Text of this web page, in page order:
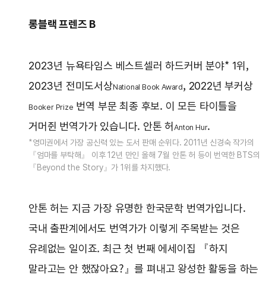
롱블랙 프렌즈 B
2023년 뉴욕타임스 베스트셀러 하드커버 분야* 1위,
2023년 전미도서상National Book Award, 2022년 부커상
Booker Prize 번역 부문 최종 후보. 이 모든 타이틀을
거머쥔 번역가가 있습니다. 안톤 허Anton Hur.
*영미권에서 가장 공신력 있는 도서 판매 순위다. 2011년 신경숙 작가의
『엄마를 부탁해』 이후 12년 만인 올해 7월 안톤 허 등이 번역한 BTS의
『Beyond the Story』가 1위를 차지했다.
안톤 허는 지금 가장 유명한 한국문학 번역가입니다.
국내 출판계에서도 번역가가 이렇게 주목받는 것은
유례없는 일이죠. 최근 첫 번째 에세이집 『하지
말라고는 안 했잖아요?』를 펴내고 왕성한 활동을 하는